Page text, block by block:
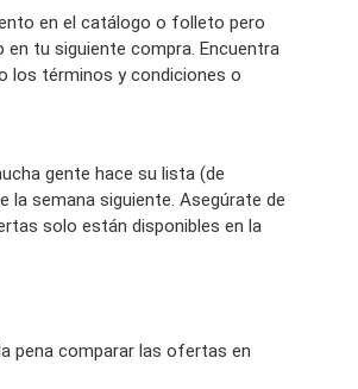
en el catálogo o folleto pero
tu siguiente compra. Encuentra
los términos y condiciones o
gente hace su lista (de
semana siguiente. Asegúrate de
solo están disponibles en la
pena comparar las ofertas en